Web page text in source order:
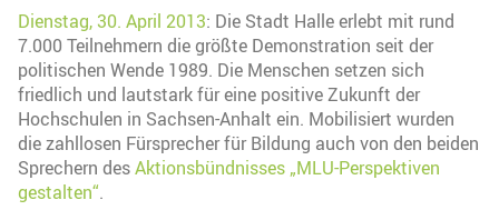
Dienstag, 30. April 2013: Die Stadt Halle erlebt mit rund
7.000 Teilnehmern die größte Demonstration seit der
politischen Wende 1989. Die Menschen setzen sich
friedlich und lautstark für eine positive Zukunft der
Hochschulen in Sachsen-Anhalt ein. Mobilisiert wurden
die zahllosen Fürsprecher für Bildung auch von den beiden
Sprechern desAktionsbündnisses „MLU-Perspektiven
gestalten“.